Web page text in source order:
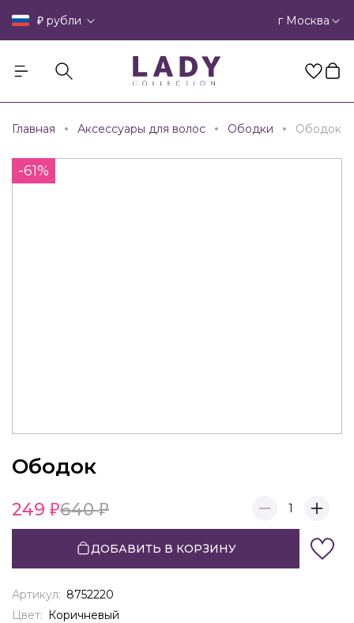
₽ рубли г Москва
Главная Аксессуары для волос Ободки Ободок
-61%
Ободок
249 640 1
ДОБАВИТЬ В КОРЗИНУ
Артикул: 8752220
Цвет: Коричневый